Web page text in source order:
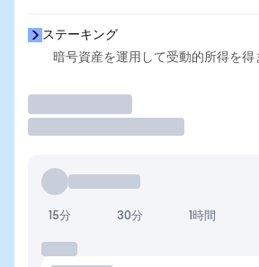
ステーキング
暗号資産を運用して受動的所得を得
15分 30分 1時間